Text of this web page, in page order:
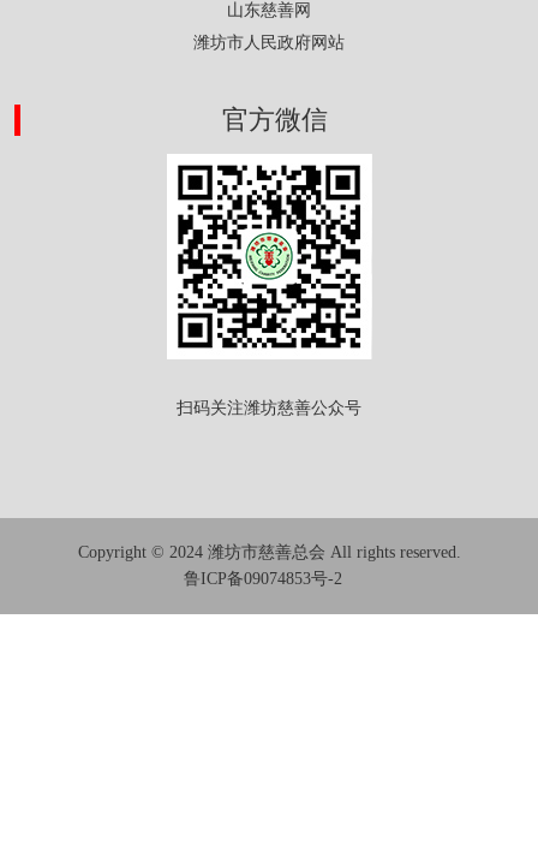
山东慈善网
潍坊市人民政府网站
官方微信
扫码关注潍坊慈善公众号
Copyright © 2024 潍坊市慈善总会 All rights reserved.
鲁ICP备09074853号-2